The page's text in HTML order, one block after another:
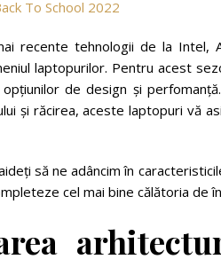
recente tehnologii de la Intel,
laptopurilor. Pentru acest
de design și
și răcirea, aceste laptopuri vă
să ne adâncim în
cel mai bine călătoria de